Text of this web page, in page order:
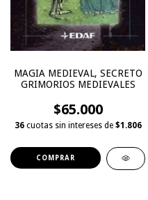
MAGIA MEDIEVAL, SECRETO
GRIMORIOS MEDIEVALES
$65.000
36 cuotas sin intereses de $1.806